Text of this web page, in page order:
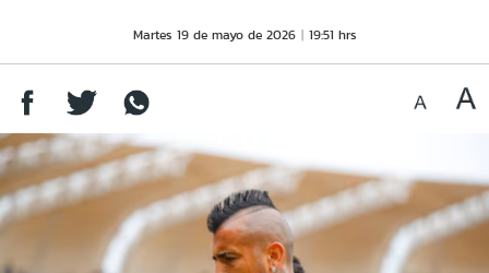
Martes 19 de mayo de 2026 19:51 hrs